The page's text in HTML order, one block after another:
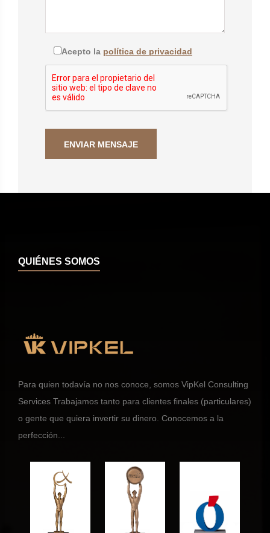
Acepto la política de privacidad
QUIÉNES SOMOS
Para quien todavía no nos conoce, somos VipKel Consulting
Services Trabajamos tanto para clientes finales (particulares)
o gente que quiera invertir su dinero. Conocemos a la
perfección...